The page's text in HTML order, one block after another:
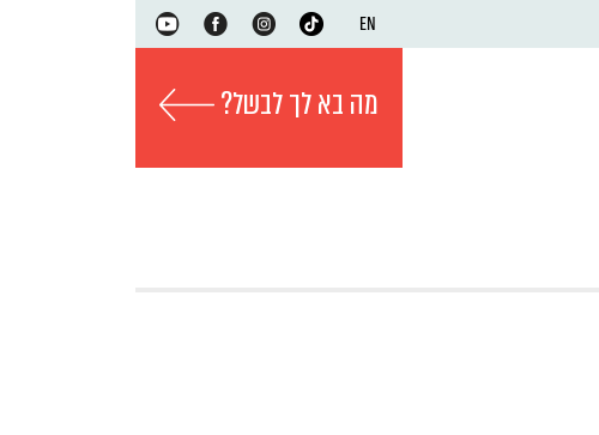
EN
מה בא לך לבשל?